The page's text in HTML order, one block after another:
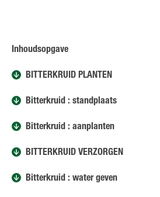
Inhoudsopgave
BITTERKRUID PLANTEN
Bitterkruid : standplaats
Bitterkruid : aanplanten
BITTERKRUID VERZORGEN
Bitterkruid : water geven